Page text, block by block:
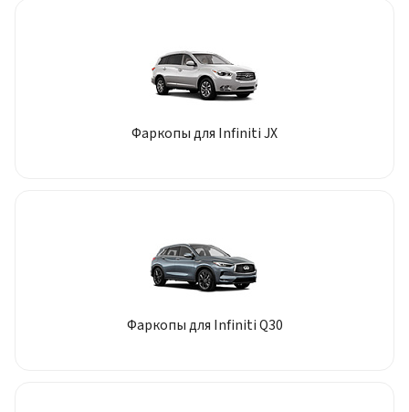
Фаркопы для Infiniti JX
Фаркопы для Infiniti Q30